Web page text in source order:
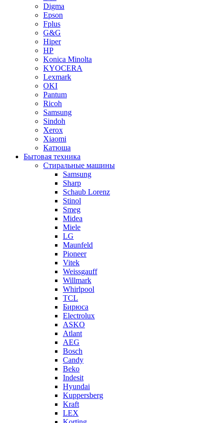
Digma
Epson
Fplus
G&G
Hiper
HP
Konica Minolta
KYOCERA
Lexmark
OKI
Pantum
Ricoh
Samsung
Sindoh
Xerox
Xiaomi
Катюша
Бытовая техника
Стиральные машины
Samsung
Sharp
Schaub Lorenz
Stinol
Smeg
Midea
Miele
LG
Maunfeld
Pioneer
Vitek
Weissgauff
Willmark
Whirlpool
TCL
Бирюса
Electrolux
ASKO
Atlant
AEG
Bosch
Candy
Beko
Indesit
Hyundai
Kuppersberg
Kraft
LEX